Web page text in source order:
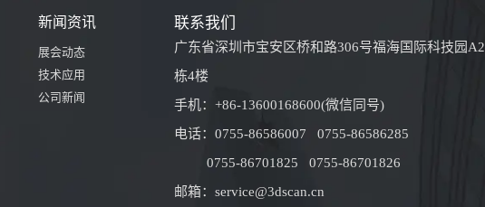
新闻资讯
展会动态
技术应用
公司新闻
联系我们
广东省深圳市宝安区桥和路306号福海国际科技园A2
栋4楼
手机：+86-13600168600(微信同号)
电话：0755-86586007 0755-86586285
0755-86701825 0755-86701826
邮箱：service@3dscan.cn